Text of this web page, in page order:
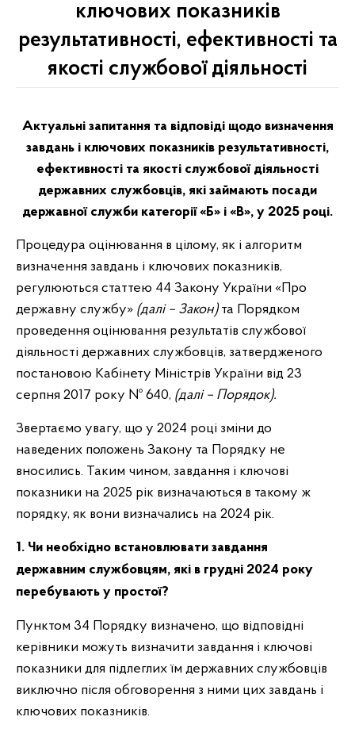
ключових показників
результативності, ефективності та
якості службової діяльності
Актуальні запитання та відповіді щодо визначення
завдань і ключових показників результативності,
ефективності та якості службової діяльності
державних службовців, які займають посади
державної служби категорії «Б» і «В», у 2025 році.
Процедура оцінювання в цілому, як і алгоритм
визначення завдань і ключових показників,
регулюються статтею 44 Закону України «Про
державну службу» (далі – Закон)та Порядком
проведення оцінювання результатів службової
діяльності державних службовців, затвердженого
постановою Кабінету Міністрів України від 23
серпня 2017 року № 640, (далі – Порядок).
Звертаємо увагу, що у 2024 році зміни до
наведених положень Закону та Порядку не
вносились. Таким чином, завдання і ключові
показники на 2025 рік визначаються в такому ж
порядку, як вони визначались на 2024 рік.
1. Чи необхідно встановлювати завдання
державним службовцям, які в грудні 2024 року
перебувають у простої?
Пунктом 34 Порядку визначено, що відповідні
керівники можуть визначити завдання і ключові
показники для підлеглих їм державних службовців
виключно після обговорення з ними цих завдань і
ключових показників.